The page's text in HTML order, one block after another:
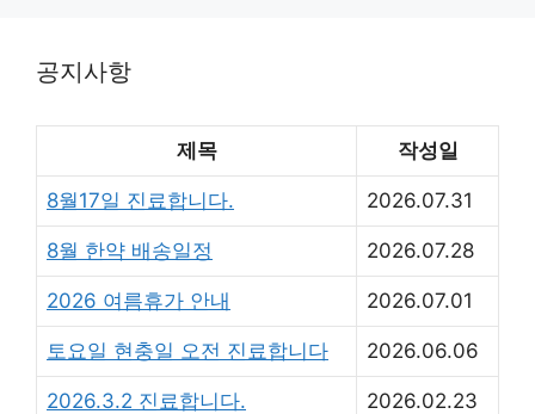
공지사항
제목 작성일
8월17일 진료합니다. 2026.07.31
8월 한약 배송일정 2026.07.28
2026 여름휴가 안내 2026.07.01
토요일 현충일 오전 진료합니다 2026.06.06
2026.3.2 진료합니다. 2026.02.23